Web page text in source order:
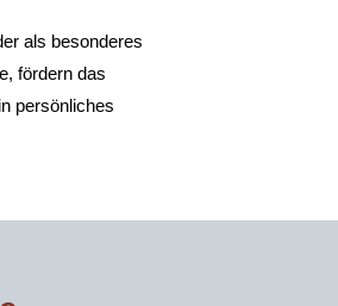
als besonderes
fördern das
persönliches